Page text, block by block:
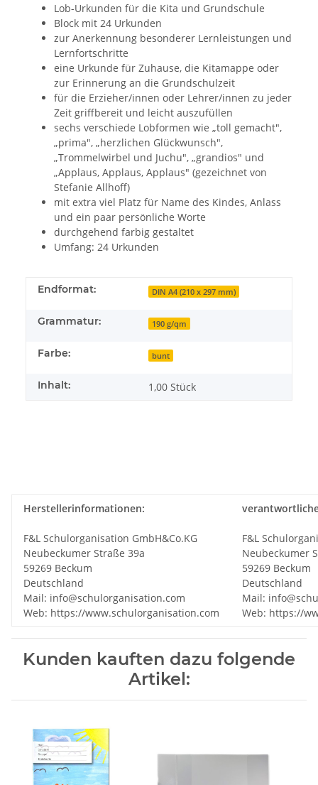
Lob-Urkunden für die Kita und Grundschule
Block mit 24 Urkunden
zur Anerkennung besonderer Lernleistungen und
Lernfortschritte
eine Urkunde für Zuhause, die Kitamappe oder
zur Erinnerung an die Grundschulzeit
für die Erzieher/innen oder Lehrer/innen zu jeder
Zeit griffbereit und leicht auszufüllen
sechs verschiede Lobformen wie „toll gemacht",
„prima", „herzlichen Glückwunsch",
„Trommelwirbel und Juchu", „grandios" und
„Applaus, Applaus, Applaus" (gezeichnet von
Stefanie Allhoff)
mit extra viel Platz für Name des Kindes, Anlass
und ein paar persönliche Worte
durchgehend farbig gestaltet
Umfang: 24 Urkunden
Endformat: DIN A4 (210 x 297 mm)
Grammatur: 190 g/qm
Farbe: bunt
Inhalt: 1,00 Stück
Herstellerinformationen:
F&L Schulorganisation GmbH&Co.KG
Neubeckumer Straße 39a
59269 Beckum
Deutschland
Mail: info@schulorganisation.com
Web: https://www.schulorganisation.com
F&L
Neubeckumer
59269 Beckum
Deutschland
Mail:
Web: https://
Kunden kauften dazu folgende
Artikel: